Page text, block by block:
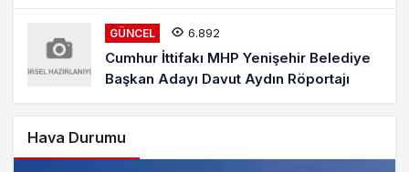
GÜNCEL 6.892
Cumhur İttifakı MHP Yenişehir Belediye
Başkan Adayı Davut Aydın Röportajı
Hava Durumu